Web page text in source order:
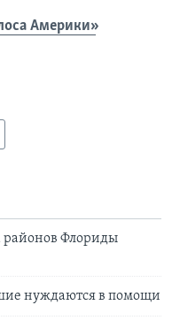
Америки»
районов Флориды
нуждаются в помощи